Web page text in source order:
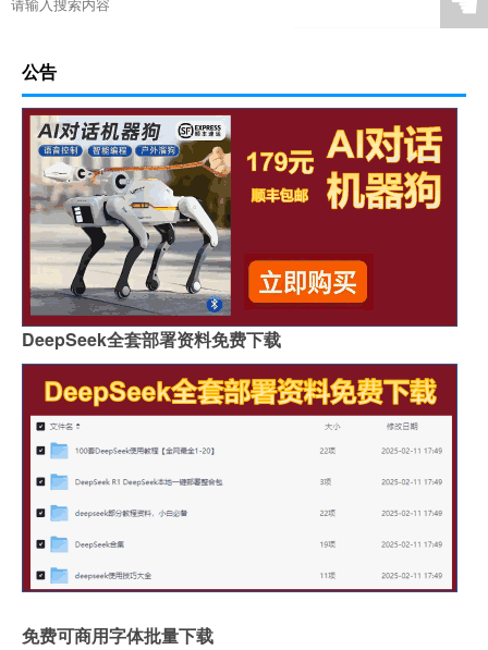
公告
DeepSeek全套部署资料免费下载
免费可商用字体批量下载